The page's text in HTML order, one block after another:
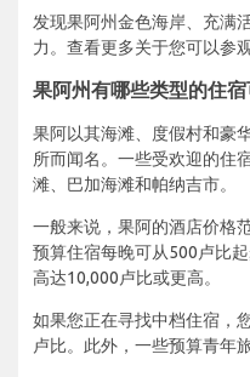
发现果阿州金色海岸、充满
力。查看更多关于您可以参
果阿州有哪些类型的住宿
果阿以其海滩、度假村和豪
所而闻名。一些受欢迎的住
滩、巴加海滩和帕纳吉市。
一般来说，果阿的酒店价格
预算住宿每晚可从500卢比
高达10,000卢比或更高。
如果您正在寻找中档住宿，
卢比。此外，一些预算青年